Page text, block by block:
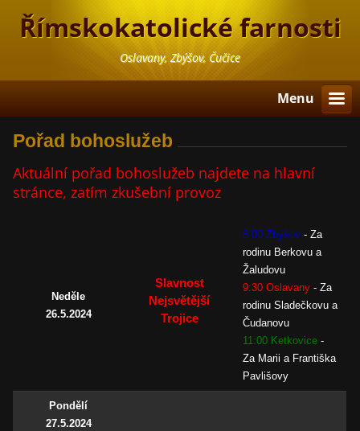
Římskokatolické farnosti
Oslavany, Zbýšov, Čučice
Menu
Pořad bohoslužeb
Aktuální pořad bohoslužeb najdete na hlavní
stránce, zatím zkušební provoz
Neděle
26.5.2024
Slavnost
Nejsvětější
Trojice
8:00 Zbýšov-Za
rodinu Berkovu a
Žaludovu
9:30 Oslavany -Za
rodinu Sladečkovu a
Čudanovu
11:00 Ketkovice -
Za Marii a Františka
Pavlišovy
Pondělí
27.5.2024